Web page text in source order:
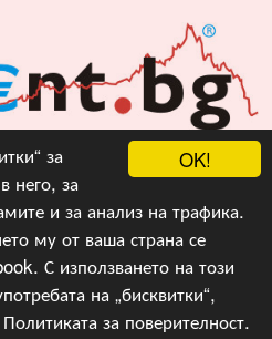
OK!
за
него, за
и за анализ на трафика.
му от ваша страна се
С използването на този
на „бисквитки“,
Политиката за поверителност.
2022, 2023, v.3.0,Акцент